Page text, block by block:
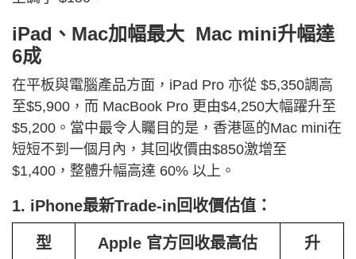
iPad、Mac加幅最大 Mac mini升幅達
6成
在平板與電腦產品方面，iPad Pro 亦從 $5,350調高
至$5,900，而 MacBook Pro 更由$4,250大幅躍升至
$5,200。當中最令人矚目的是，香港區的Mac mini在
短短不到一個月內，其回收價由$850激增至
$1,400，整體升幅高達 60% 以上。
1. iPhone最新Trade-in回收價估值：
型
Apple 官方回收最高估
升